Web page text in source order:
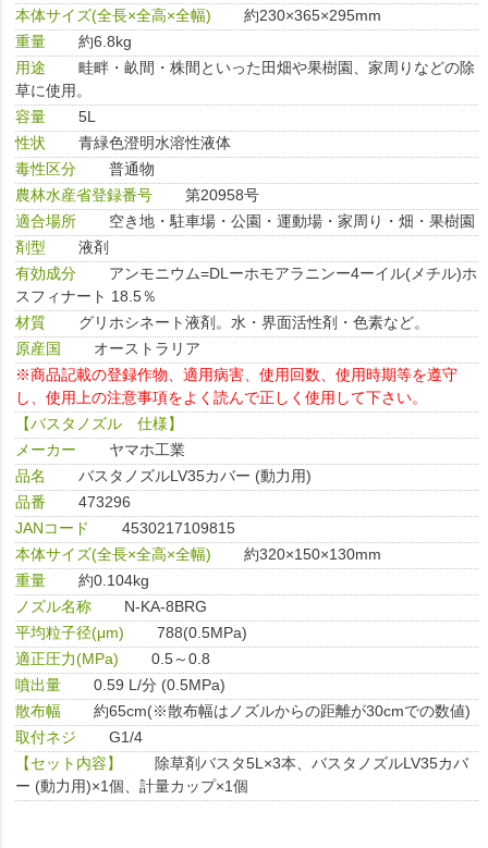
本体サイズ(全長×全高×全幅)
約230×365×295mm
重量
約6.8kg
用途
畦畔・畝間・株間といった田畑や果樹園、家周りなどの除
草に使用。
容量
5L
性状
青緑色澄明水溶性液体
毒性区分
普通物
農林水産省登録番号
第20958号
適合場所
空き地・駐車場・公園・運動場・家周り・畑・果樹園
剤型
液剤
有効成分
アンモニウム=DLーホモアラニンー4ーイル(メチル)ホ
スフィナート 18.5％
材質
グリホシネート液剤。水・界面活性剤・色素など。
原産国
オーストラリア
※商品記載の登録作物、適用病害、使用回数、使用時期等を遵守
し、使用上の注意事項をよく読んで正しく使用して下さい。
【バスタノズル 仕様】
メーカー
ヤマホ工業
品名
バスタノズルLV35カバー (動力用)
品番
473296
JANコード
4530217109815
本体サイズ(全長×全高×全幅)
約320×150×130mm
重量
約0.104kg
ノズル名称
N-KA-8BRG
平均粒子径(μm)
788(0.5MPa)
適正圧力(MPa)
0.5～0.8
噴出量
0.59 L/分 (0.5MPa)
散布幅
約65cm(※散布幅はノズルからの距離が30cmでの数値)
取付ネジ
G1/4
【セット内容】
除草剤バスタ5L×3本、バスタノズルLV35カバ
ー (動力用)×1個、計量カップ×1個